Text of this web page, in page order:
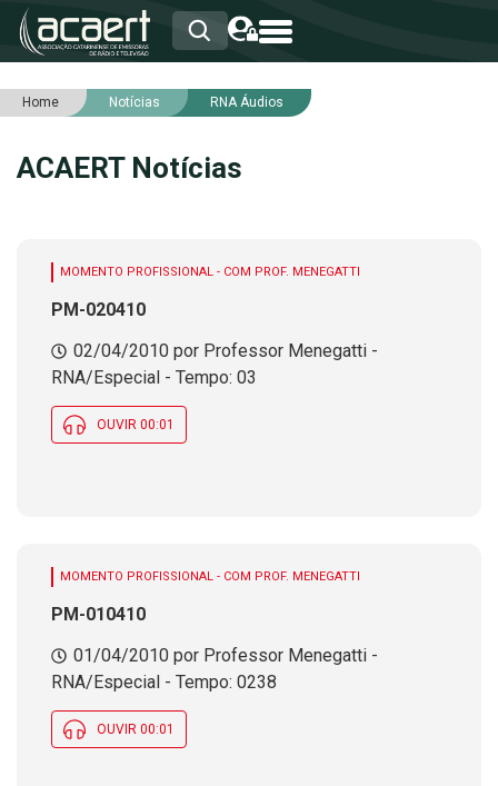
HOME
ASSOCIADOS
SERVIÇOS
Home Notícias RNA Áudios
ACAERT Notícias
MOMENTO PROFISSIONAL - COM PROF. MENEGATTI
PM-020410
02/04/2010 por Professor Menegatti -
RNA/Especial - Tempo: 03
OUVIR 00:01
MOMENTO PROFISSIONAL - COM PROF. MENEGATTI
PM-010410
01/04/2010 por Professor Menegatti -
RNA/Especial - Tempo: 0238
OUVIR 00:01